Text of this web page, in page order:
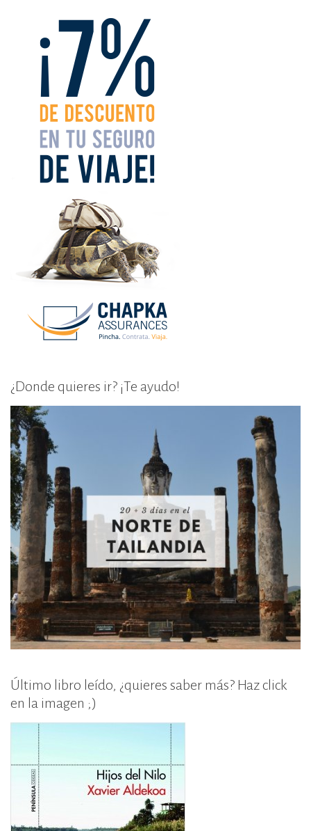
¿Donde quieres ir? ¡Te ayudo!
Último libro leído, ¿quieres saber más? Haz click
en la imagen ;)